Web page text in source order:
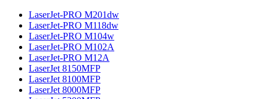
LaserJet-PRO M201dw
LaserJet-PRO M118dw
LaserJet-PRO M104w
LaserJet-PRO M102A
LaserJet-PRO M12A
LaserJet 8150MFP
LaserJet 8100MFP
LaserJet 8000MFP